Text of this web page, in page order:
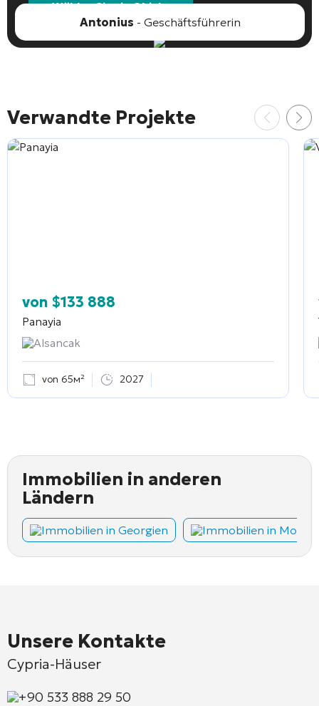
Wählen Sie ein Objekt
Antonius - Geschäftsführerin
Verwandte Projekte
von $133 888
Panayia
Alsancak
von 65м² 2027
Immobilien in anderen
Ländern
Immobilien in Georgien Immobilien in
Unsere Kontakte
Cypria-Häuser
+90 533 888 29 50